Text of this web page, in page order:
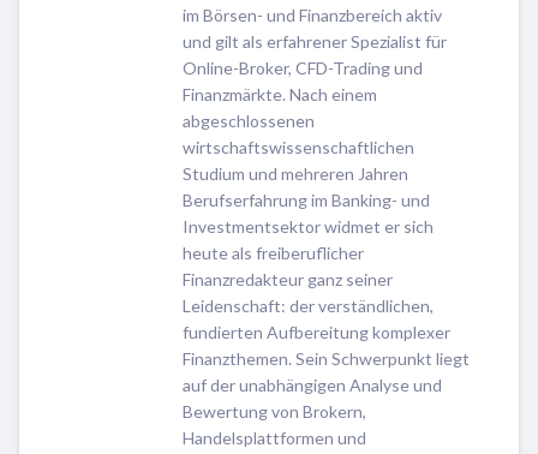
im Börsen- und Finanzbereich aktiv
und gilt als erfahrener Spezialist für
Online-Broker, CFD-Trading und
Finanzmärkte. Nach einem
abgeschlossenen
wirtschaftswissenschaftlichen
Studium und mehreren Jahren
Berufserfahrung im Banking- und
Investmentsektor widmet er sich
heute als freiberuflicher
Finanzredakteur ganz seiner
Leidenschaft: der verständlichen,
fundierten Aufbereitung komplexer
Finanzthemen. Sein Schwerpunkt liegt
auf der unabhängigen Analyse und
Bewertung von Brokern,
Handelsplattformen und